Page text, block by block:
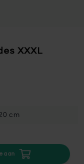
XXXL
cm
aan